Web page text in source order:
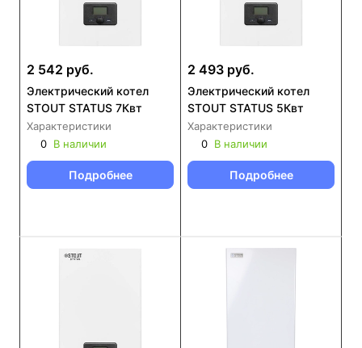
2 542 руб.
Электрический котел
STOUT STATUS 7Квт
Характеристики
0 В наличии
Подробнее
2 493 руб.
Электрический котел
STOUT STATUS 5Квт
Характеристики
0 В наличии
Подробнее